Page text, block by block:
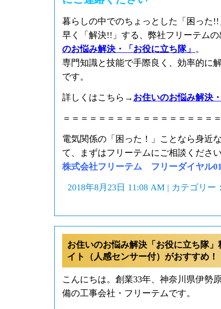
暮らしの中でのちょっとした「困った
早く「解決!!」する、弊社フリーテム
のお悩み解決・「お役に立ち隊」 。
専門知識と技能で手際良く、効率的に
です。
詳しくはこちら→ お住いのお悩み解決
＝＝＝＝＝＝＝＝＝＝＝＝＝＝＝＝＝
電気関係の「困った！」ことなら身近
て、まずはフリーテムにご相談くださ
株式会社フリーテム フリーダイヤル
2018年8月23日 11:08 AM | カテゴリー
お住いのお悩み解決「お役に立ち隊
イト（人感センサー付）がおすすめ！
こんにちは。創業33年、神奈川県伊勢
備の工事会社・フリーテムです。